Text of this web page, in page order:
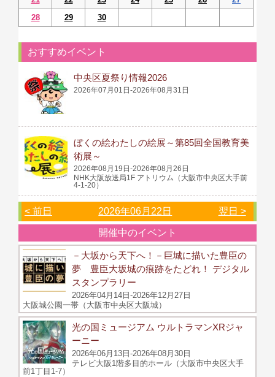
28
29 30
おすすめイベント
中央区夏祭り情報2026
2026年07月01日-2026年08月31日
ぼくの絵わたしの絵展～第85回全国教育美
術展～
2026年08月19日-2026年08月26日
NHK大阪放送局1F アトリウム（大阪市中央区大手前
4-1-20）
< 前日 2026年06月22日 翌日 >
開催中のイベント
－大坂から天下へ！－巨城に描いた豊臣の
夢 豊臣大坂城の痕跡をたどれ！ デジタル
スタンプラリー
2026年04月14日-2026年12月27日
大阪城公園一帯（大阪市中央区大阪城）
光の国ミュージアム ウルトラマンXRジャ
ーニー
2026年06月13日-2026年08月30日
テレビ大阪1階多目的ホール（大阪市中央区大手
前1丁目1‐7）